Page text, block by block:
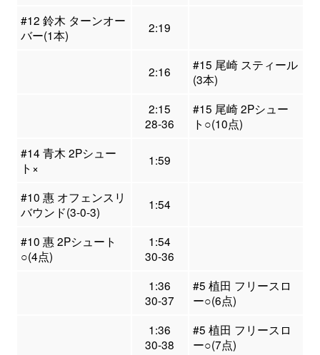
#12 鈴木 ターンオー
バー(1本)
2:19
2:16
#15 尾崎 スティール
(3本)
2:15
28-36
#15 尾崎 2Pシュー
ト○(10点)
#14 青木 2Pシュー
ト×
1:59
#10 惠 オフェンスリ
バウンド(3-0-3)
1:54
#10 惠 2Pシュート
○(4点)
1:54
30-36
1:36
30-37
#5 植田 フリースロ
ー○(6点)
1:36
30-38
#5 植田 フリースロ
ー○(7点)